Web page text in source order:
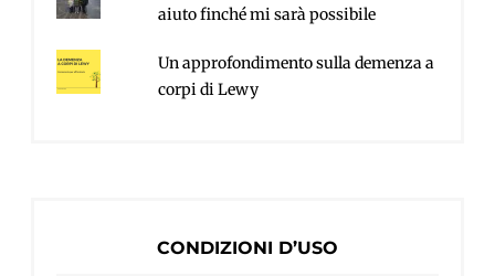
aiuto finché mi sarà possibile
Un approfondimento sulla demenza a
corpi di Lewy
CONDIZIONI D’USO